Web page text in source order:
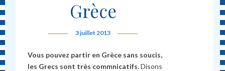
Grèce
3 juillet 2013
Vous pouvez partir en Grèce sans soucis,
les Grecs sont très commnicatifs.Disons